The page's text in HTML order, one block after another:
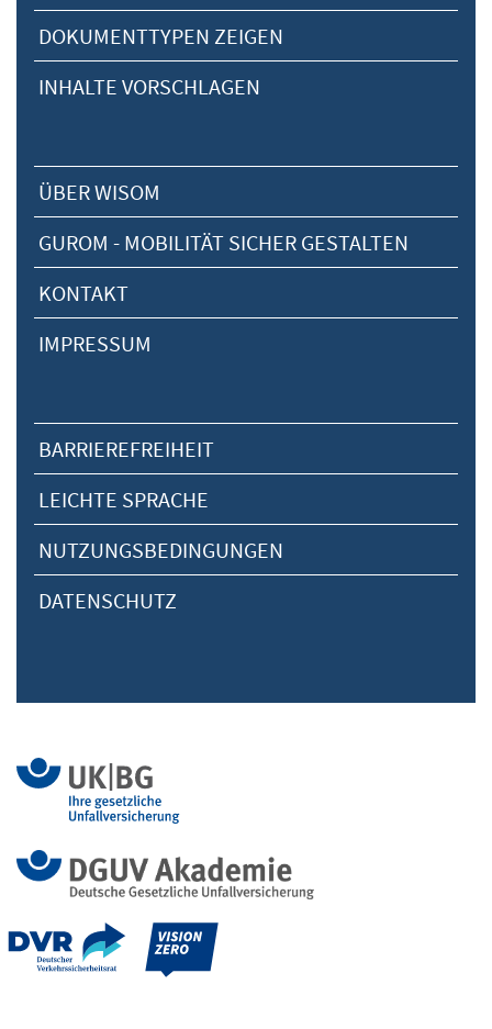
DOKUMENTTYPEN ZEIGEN
INHALTE VORSCHLAGEN
ÜBER WISOM
GUROM - MOBILITÄT SICHER GESTALTEN
KONTAKT
IMPRESSUM
BARRIEREFREIHEIT
LEICHTE SPRACHE
NUTZUNGSBEDINGUNGEN
DATENSCHUTZ